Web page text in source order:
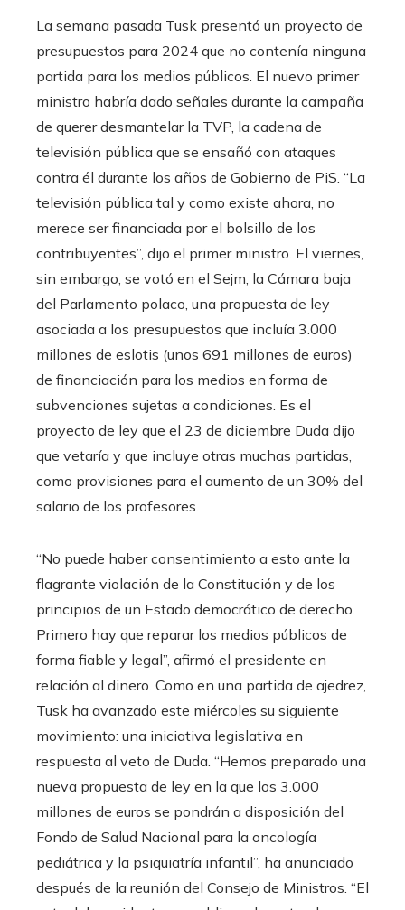
La semana pasada Tusk presentó un proyecto de
presupuestos para 2024 que no contenía ninguna
partida para los medios públicos. El nuevo primer
ministro habría dado señales durante la campaña
de querer desmantelar la TVP, la cadena de
televisión pública que se ensañó con ataques
contra él durante los años de Gobierno de PiS. “La
televisión pública tal y como existe ahora, no
merece ser financiada por el bolsillo de los
contribuyentes”, dijo el primer ministro. El viernes,
sin embargo, se votó en el Sejm, la Cámara baja
del Parlamento polaco, una propuesta de ley
asociada a los presupuestos que incluía 3.000
millones de eslotis (unos 691 millones de euros)
de financiación para los medios en forma de
subvenciones sujetas a condiciones. Es el
proyecto de ley que el 23 de diciembre Duda dijo
que vetaría y que incluye otras muchas partidas,
como provisiones para el aumento de un 30% del
salario de los profesores.
“No puede haber consentimiento a esto ante la
flagrante violación de la Constitución y de los
principios de un Estado democrático de derecho.
Primero hay que reparar los medios públicos de
forma fiable y legal”, afirmó el presidente en
relación al dinero. Como en una partida de ajedrez,
Tusk ha avanzado este miércoles su siguiente
movimiento: una iniciativa legislativa en
respuesta al veto de Duda. “Hemos preparado una
nueva propuesta de ley en la que los 3.000
millones de euros se pondrán a disposición del
Fondo de Salud Nacional para la oncología
pediátrica y la psiquiatría infantil”, ha anunciado
después de la reunión del Consejo de Ministros. “El